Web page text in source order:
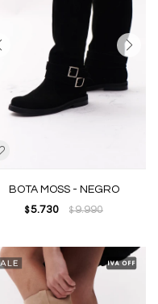
BOTA MOSS - NEGRO
$ 5.730 $9.990